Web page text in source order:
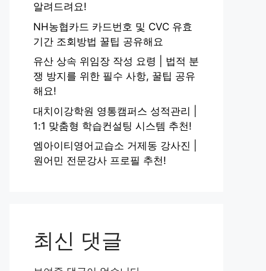
알려드려요!
NH농협카드 카드번호 및 CVC 유효
기간 조회방법 꿀팁 공유해요
유산 상속 위임장 작성 요령 | 법적 분
쟁 방지를 위한 필수 사항, 꿀팁 공유
해요!
대치이강학원 영통캠퍼스 성적관리 |
1:1 맞춤형 학습컨설팅 시스템 추천!
엠아이티영어교습소 거제동 강사진 |
원어민 전문강사 프로필 추천!
최신 댓글